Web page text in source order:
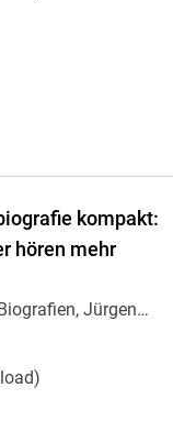
kompakt:
hören mehr
Jürgen